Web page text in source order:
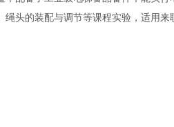
头的装配与调节等课程实验，适用来